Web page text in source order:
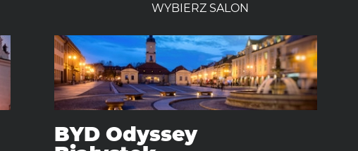
WYBIERZ SALON
BYD Odyssey